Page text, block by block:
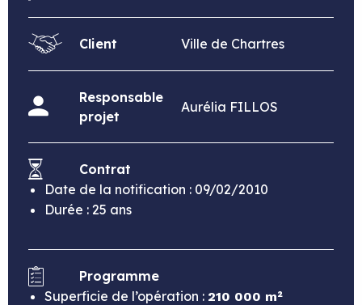
Client Ville de Chartres
Responsable
projet
Aurélia FILLOS
Contrat
Date de la notification : 09/02/2010
Durée : 25 ans
Programme
Superficie de l’opération : 210 000 m²